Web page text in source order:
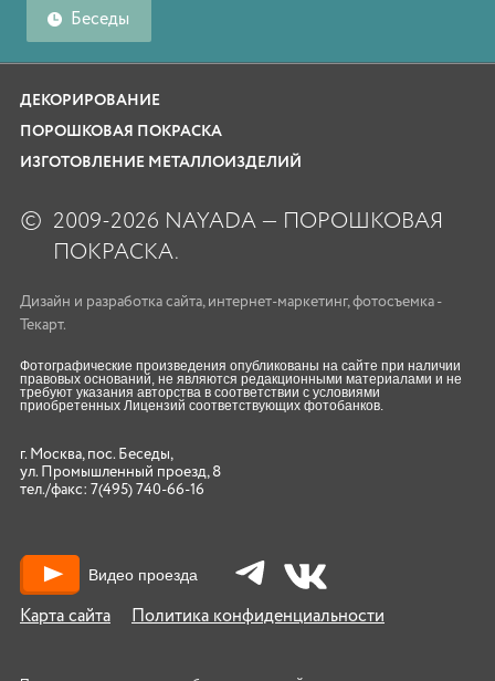
Беседы
ДЕКОРИРОВАНИЕ
ПОРОШКОВАЯ ПОКРАСКА
ИЗГОТОВЛЕНИЕ МЕТАЛЛОИЗДЕЛИЙ
© 2009-2026 NAYADA — ПОРОШКОВАЯ
ПОКРАСКА.
Дизайн и разработка сайта, интернет-маркетинг,фотосъемка -
Текарт.
Фотографические произведения опубликованы на сайте при наличии
правовых оснований, не являются редакционными материалами и не
требуют указания авторства в соответствии с условиями
приобретенных Лицензий соответствующих фотобанков.
г. Москва, пос. Беседы,
ул. Промышленный проезд, 8
тел./факс: 7(495) 740-66-16
Карта сайта Политика конфиденциальности
Видео проезда